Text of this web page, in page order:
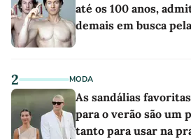
até os 100 anos,
demais em busca
2 MODA
As sandálias
para o verão são um
tanto para usar na